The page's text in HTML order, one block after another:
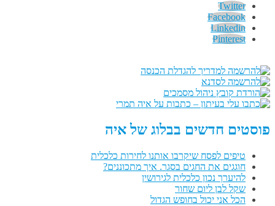
Twitter
Facebook
Linkedin
Pinterest
פוסטים חדשים בבלוג של איה
טיפים לפסח שיקרבו אותנו לחירות כלכלית
חוגגים את החגים בסגר. איך מתכוננים?
להיערך נכון כלכלית לגירושין
שקל לבן ליום שחור
הכל אני יכול בחופש הגדול